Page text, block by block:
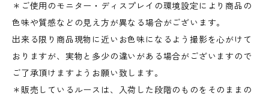
＊ご使用のモニター・ディスプレイの環境設定により商品の
色味や質感などの見え方が異なる場合がございます。
出来る限り商品現物に近いお色味になるよう撮影を心がけて
おりますが、実物と多少の違いがある場合がございますので
ご了承頂けますようお願い致します。
＊販売しているルースは、入荷した段階のものをそのままの